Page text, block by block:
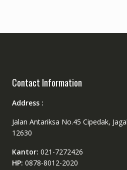
Contact Information
Address :
Jalan Antariksa No.45 Cipedak,
12630
Kantor: 021-7272426
HP: 0878-8012-2020